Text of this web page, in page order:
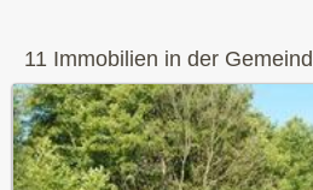
11 Immobilien in der